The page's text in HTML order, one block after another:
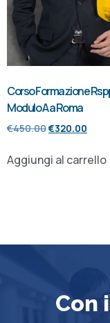
Corso Formazione
Modulo A a Roma
€450.00€320.00
Aggiungi al carrello
Con